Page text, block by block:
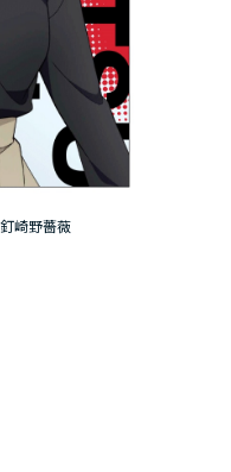
』10周年
ム
気だす～』
が ～雛宮蝶鼠と
崎野薔薇